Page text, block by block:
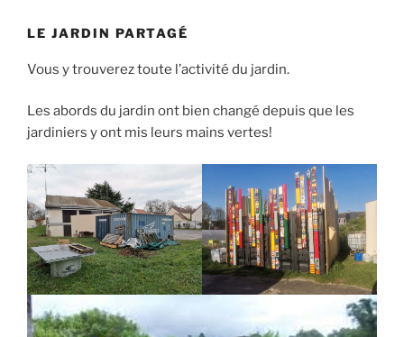
LE JARDIN PARTAGÉ
Vous y trouverez toute l’activité du jardin.
Les abords du jardin ont bien changé depuis que les
jardiniers y ont mis leurs mains vertes!